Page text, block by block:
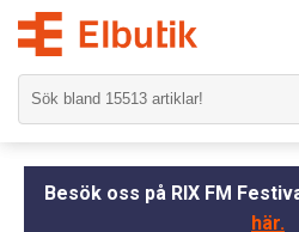
Besök oss på RIX FM
här.